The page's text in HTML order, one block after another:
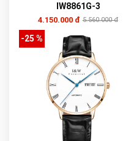
IW8861G-3
4.150.000 đ 5.560.000 đ
-25 %